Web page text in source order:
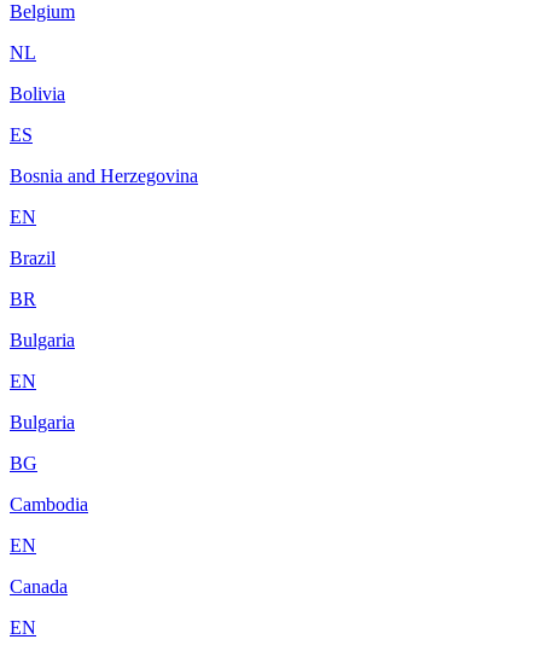
Belgium
NL
Bolivia
ES
Bosnia and Herzegovina
EN
Brazil
BR
Bulgaria
EN
Bulgaria
BG
Cambodia
EN
Canada
EN